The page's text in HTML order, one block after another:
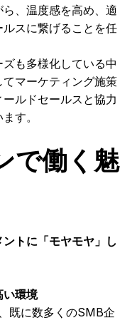
、温度感を高め、適
スに繋げることを任
も多様化している中
マーケティング施策
ルドセールスと協力
す。
で働く魅
トに「モヤモヤ」し
環境
既に数多くのSMB企